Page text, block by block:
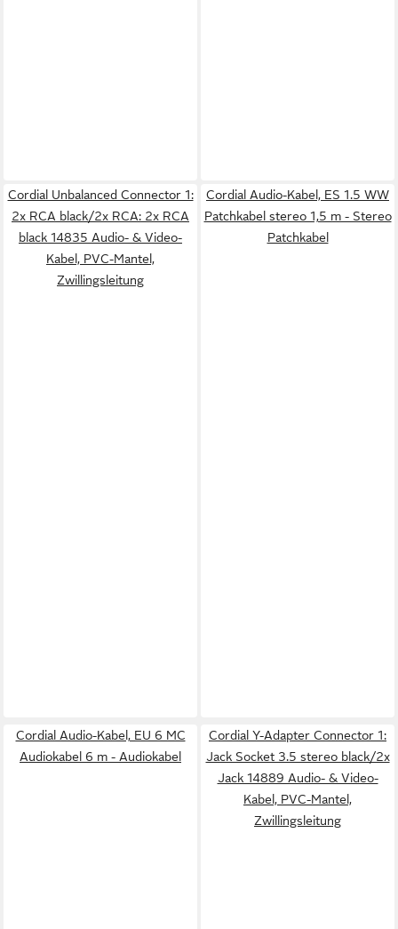
Cordial Unbalanced Connector 1:
2x RCA black/2x RCA: 2x RCA
black 14835 Audio- & Video-
Kabel, PVC-Mantel,
Zwillingsleitung
Cordial Audio-Kabel, ES 1.5 WW
Patchkabel stereo 1,5 m - Stereo
Patchkabel
Cordial Audio-Kabel, EU 6 MC
Audiokabel 6 m - Audiokabel
Cordial Y-Adapter Connector 1:
Jack Socket 3.5 stereo black/2x
Jack 14889 Audio- & Video-
Kabel, PVC-Mantel,
Zwillingsleitung